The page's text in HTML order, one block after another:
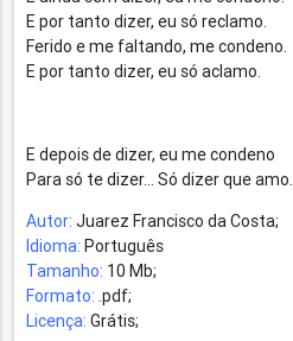
E por tanto dizer, eu só reclamo.
Ferido e me faltando, me condeno.
E por tanto dizer, eu só aclamo.
E depois de dizer, eu me condeno
Para só te dizer… Só dizer que amo.
Autor: Juarez Francisco da Costa;
Idioma: Português
Tamanho: 10 Mb;
Formato: .pdf;
Licença: Grátis;